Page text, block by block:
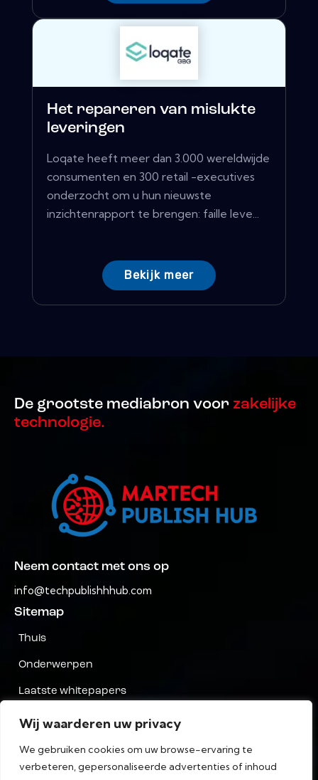
Wij waarderen uw privacy
We gebruiken cookies om uw browse-ervaring te
verbeteren, gepersonaliseerde advertenties of inhoud
Het repareren van mislukte
leveringen
Loqate heeft meer dan 3.000 wereldwijde
consumenten en 300 retail -executives
onderzocht om u hun nieuwste
inzichtenrapport te brengen: faille leve...
Bekijk meer
De grootste mediabron voor zakelijke
technologie.
Neem contact met ons op
info@techpublishhhub.com
Sitemap
Thuis
Onderwerpen
Laatste whitepapers
Bedrijven AZ
Neem contact met ons op
Privacy